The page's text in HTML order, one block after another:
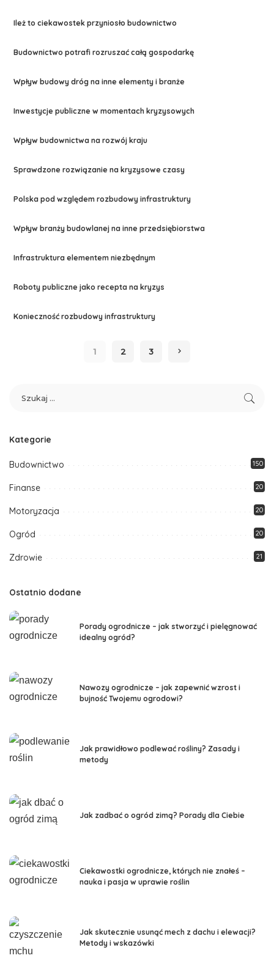
Ileż to ciekawostek przyniosło budownictwo
Budownictwo potrafi rozruszać całą gospodarkę
Wpływ budowy dróg na inne elementy i branże
Inwestycje publiczne w momentach kryzysowych
Wpływ budownictwa na rozwój kraju
Sprawdzone rozwiązanie na kryzysowe czasy
Polska pod względem rozbudowy infrastruktury
Wpływ branży budowlanej na inne przedsiębiorstwa
Infrastruktura elementem niezbędnym
Roboty publiczne jako recepta na kryzys
Konieczność rozbudowy infrastruktury
1 2 3
Kategorie
Budownictwo 150
Finanse 20
Motoryzacja 20
Ogród 20
Zdrowie 21
Ostatnio dodane
Porady ogrodnicze – jak stworzyć i pielęgnować
idealny ogród?
Nawozy ogrodnicze – jak zapewnić wzrost i
bujność Twojemu ogrodowi?
Jak prawidłowo podlewać rośliny? Zasady i
metody
Jak zadbać o ogród zimą? Porady dla Ciebie
Ciekawostki ogrodnicze, których nie znałeś –
nauka i pasja w uprawie roślin
Jak skutecznie usunąć mech z dachu i elewacji?
Metody i wskazówki